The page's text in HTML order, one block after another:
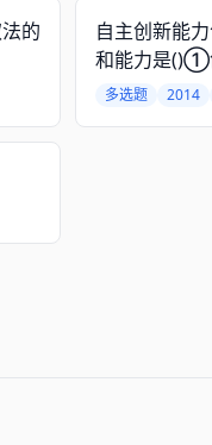
的
自主创新能
和能力是
研究能力④
多选题 2014